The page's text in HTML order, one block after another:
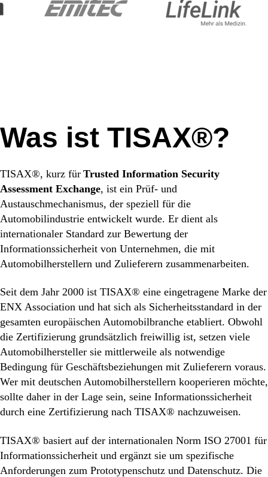
Was ist TISAX®?
TISAX®, kurz für Trusted Information Security
Assessment Exchange, ist ein Prüf- und
Austauschmechanismus, der speziell für die
Automobilindustrie entwickelt wurde. Er dient als
internationaler Standard zur Bewertung der
Informationssicherheit von Unternehmen, die mit
Automobilherstellern und Zulieferern zusammenarbeiten.
Seit dem Jahr 2000 ist TISAX® eine eingetragene Marke der
ENX Association und hat sich als Sicherheitsstandard in der
gesamten europäischen Automobilbranche etabliert. Obwohl
die Zertifizierung grundsätzlich freiwillig ist, setzen viele
Automobilhersteller sie mittlerweile als notwendige
Bedingung für Geschäftsbeziehungen mit Zulieferern voraus.
Wer mit deutschen Automobilherstellern kooperieren möchte,
sollte daher in der Lage sein, seine Informationssicherheit
durch eine Zertifizierung nach TISAX® nachzuweisen.
TISAX® basiert auf der internationalen Norm ISO 27001 für
Informationssicherheit und ergänzt sie um spezifische
Anforderungen zum Prototypenschutz und Datenschutz. Die